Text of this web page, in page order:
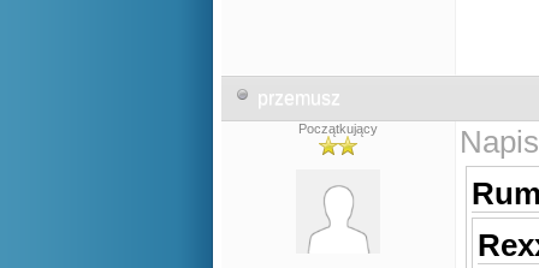
przemusz
Początkujący